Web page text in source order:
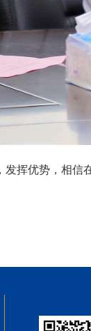
挥优势，相信